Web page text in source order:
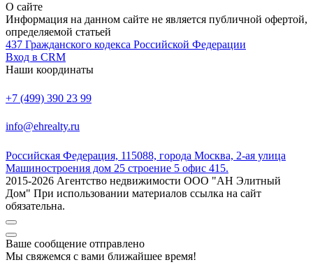
О сайте
Информация на данном сайте не является публичной офертой,
определяемой статьей
437 Гражданского кодекса Российской Федерации
Вход в CRM
Наши координаты
+7 (499) 390 23 99
info@ehrealty.ru
Российская Федерация, 115088, города Москва, 2-ая улица
Машиностроения дом 25 строение 5 офис 415.
2015-2026 Агентство недвижимости ООО "АН Элитный
Дом" При использовании материалов ссылка на сайт
обязательна.
Ваше сообщение отправлено
Мы свяжемся с вами ближайшее время!